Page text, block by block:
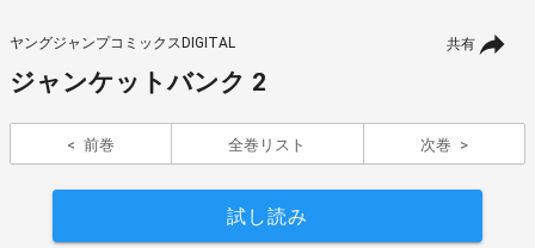
共有
ヤングジャンプコミックスDIGITAL
ジャンケットバンク 2
前巻 全巻リスト 次巻
試し読み